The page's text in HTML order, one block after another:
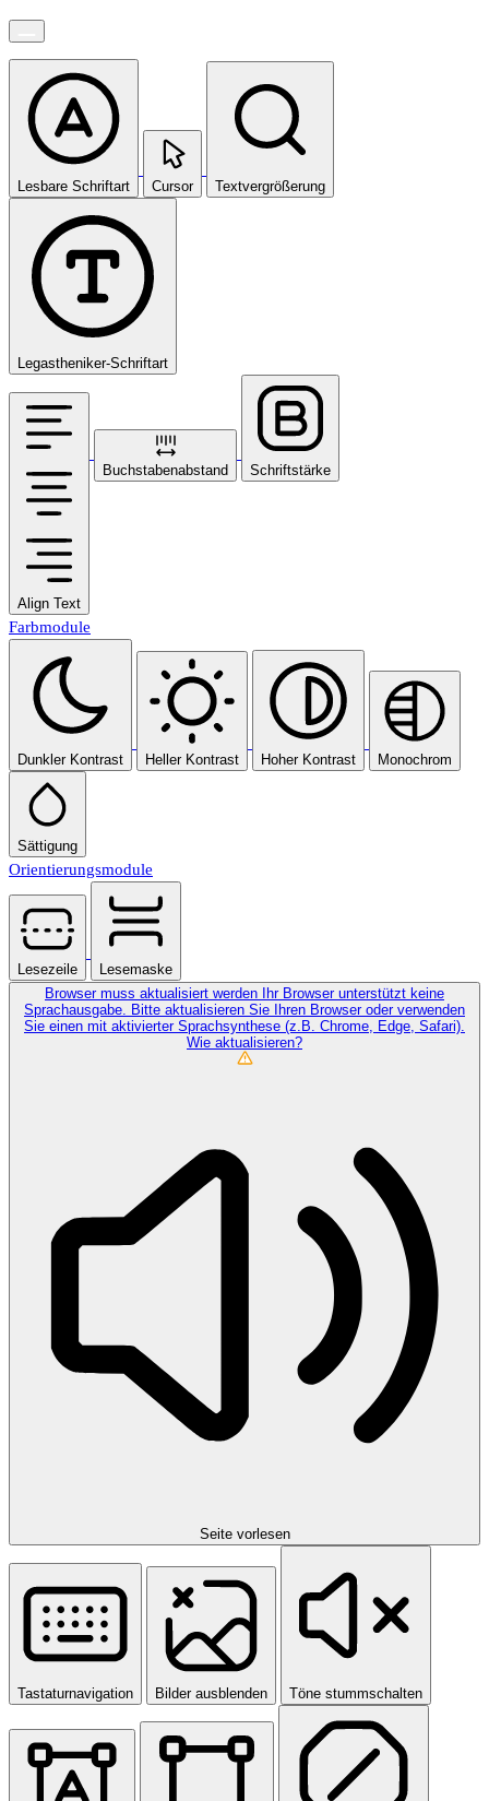
Lesbare Schriftart Cursor Textvergrößerung
Legastheniker-Schriftart
Align Text
Buchstabenabstand Schriftstärke
Farbmodule
Dunkler Kontrast Heller Kontrast Hoher Kontrast Monochrom
Sättigung
Orientierungsmodule
Lesezeile
Lesemaske
Browser muss aktualisiert werden
Ihr Browser unterstützt keine
Sprachausgabe. Bitte aktualisieren Sie Ihren Browser oder verwenden
Sie einen mit aktivierter Sprachsynthese (z.B. Chrome, Edge, Safari).
Wie aktualisieren?
Seite vorlesen
Tastaturnavigation Bilder ausblenden Töne stummschalten